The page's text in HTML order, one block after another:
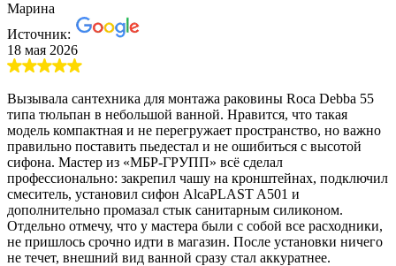
Марина
Источник:
18 мая 2026
Вызывала сантехника для монтажа раковины Roca Debba 55
типа тюльпан в небольшой ванной. Нравится, что такая
модель компактная и не перегружает пространство, но важно
правильно поставить пьедестал и не ошибиться с высотой
сифона. Мастер из «МБР-ГРУПП» всё сделал
профессионально: закрепил чашу на кронштейнах, подключил
смеситель, установил сифон AlcaPLAST A501 и
дополнительно промазал стык санитарным силиконом.
Отдельно отмечу, что у мастера были с собой все расходники,
не пришлось срочно идти в магазин. После установки ничего
не течет, внешний вид ванной сразу стал аккуратнее.